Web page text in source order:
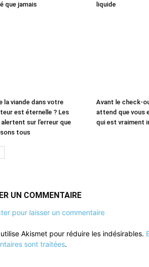
que jamais
liquide
la viande dans votre
est éternelle ? Les
sur l’erreur que
tous
Avant le check-
attend que vous
qui est vraiment
UN COMMENTAIRE
pour laisser un commentaire
Akismet pour réduire les indésirables.
sont traitées.